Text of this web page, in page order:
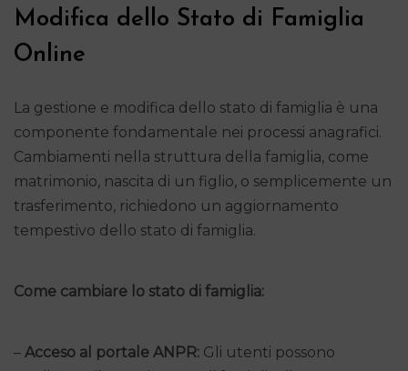
Modifica dello Stato di Famiglia
Online
La gestione e modifica dello stato di famiglia è una
componente fondamentale nei processi anagrafici.
Cambiamenti nella struttura della famiglia, come
matrimonio, nascita di un figlio, o semplicemente un
trasferimento, richiedono un aggiornamento
tempestivo dello stato di famiglia.
Come cambiare lo stato di famiglia:
– Acceso al portale ANPR: Gli utenti possono